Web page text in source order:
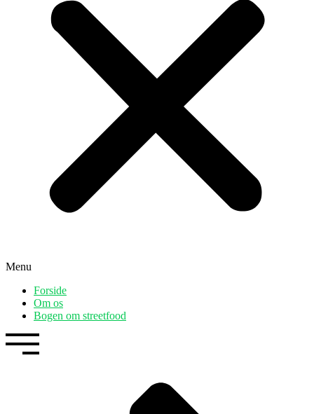
Menu
Forside
Om os
Bogen om streetfood